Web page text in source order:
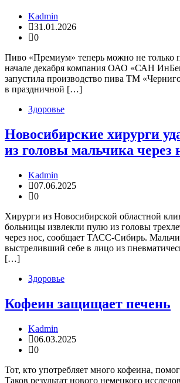
Kadmin
31.01.2026
0
Пиво «Премиум» теперь можно не только
начале декабря компания ОАО «САН
запустила производство пива ТМ
в праздничной […]
Здоровье
Новосибирские хирурги
из головы мальчика через
Kadmin
07.06.2025
0
Хирурги из Новосибирской областной
больницы извлекли пулю из головы
через нос, сообщает ТАСС-Сибирь.
выстреливший себе в лицо из
[…]
Здоровье
Кофеин защищает печень
Kadmin
06.03.2025
0
Тот, кто употребляет много кофеина,
Таков результат нового немецкого